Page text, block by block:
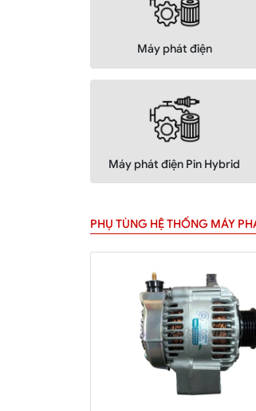
Máy phát điện
Máy phát điện Pin Hybrid
PHỤ TÙNG HỆ THỐNG MÁY